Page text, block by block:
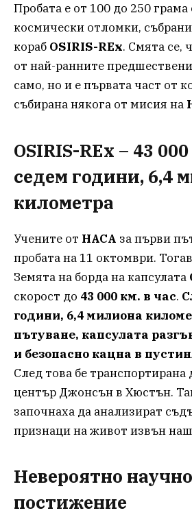
Пробата е от 100 до 250
космически отломки,
кораб OSIRIS-REx. Смята се,
от най-ранните
само, но и е първата част от
събирана някога от мисия на
OSIRIS-REx – 43
седем години, 6,4
километра
Учените от НАСА за първи
пробата на 11 октомври.
Земята на борда на капсулата
скорост до 43 000 км. в час.
години, 6,4 милиона
пътуване, капсулата
и безопасно кацна в
След това бе
център Джонсън в Хюстън.
започнаха да анализират
признаци на живот извън
Невероятно научно
постижение